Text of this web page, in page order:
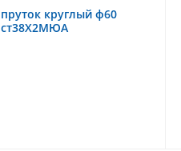
пруток круглый ф60
ст38Х2МЮА